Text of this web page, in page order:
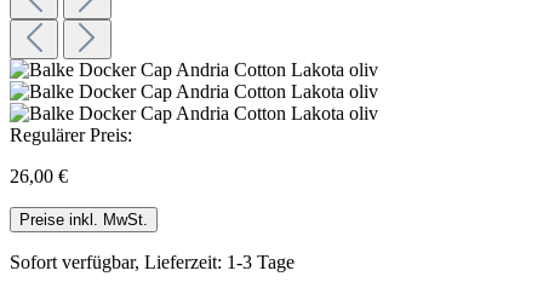
Regulärer Preis:
26,00 €
Preise inkl. MwSt.
Sofort verfügbar, Lieferzeit: 1-3 Tage